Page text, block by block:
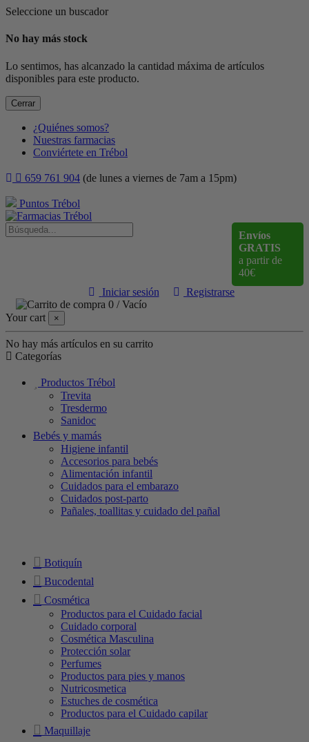
Seleccione un buscador
No hay más stock
Lo sentimos, has alcanzado la cantidad máxima de artículos
disponibles para este producto.
Cerrar
¿Quiénes somos?
Nuestras farmacias
Conviértete en Trébol
659 761 904 (de lunes a viernes de 7am a 15pm)
Puntos Trébol
Envíos
GRATIS
a partir de
40€
Iniciar sesión
Registrarse
0 /Vacío
Your cart
×
No hay más artículos en su carrito
Categorías
Productos Trébol
Trevita
Tresdermo
Sanidoc
Bebés y mamás
Higiene infantil
Accesorios para bebés
Alimentación infantil
Cuidados para el embarazo
Cuidados post-parto
Pañales, toallitas y cuidado del pañal
Botiquín
Bucodental
Cosmética
Productos para el Cuidado facial
Cuidado corporal
Cosmética Masculina
Protección solar
Perfumes
Productos para pies y manos
Nutricosmetica
Estuches de cosmética
Productos para el Cuidado capilar
Maquillaje